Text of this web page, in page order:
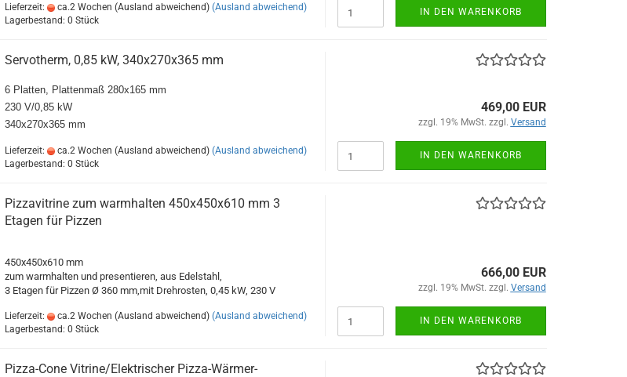
Lieferzeit: ca.2 Wochen (Ausland abweichend) (Ausland abweichend)
Lagerbestand: 0 Stück
IN DEN WARENKORB
Servotherm, 0,85 kW, 340x270x365 mm
6 Platten, Plattenmaß 280x165 mm
230 V/0,85 kW
340x270x365 mm
Lieferzeit: ca.2 Wochen (Ausland abweichend) (Ausland abweichend)
Lagerbestand: 0 Stück
469,00 EUR
zzgl. 19% MwSt. zzgl. Versand
IN DEN WARENKORB
Pizzavitrine zum warmhalten 450x450x610 mm 3
Etagen für Pizzen
450x450x610 mm
zum warmhalten und presentieren, aus Edelstahl,
3 Etagen für Pizzen Ø 360 mm,mit Drehrosten, 0,45 kW, 230 V
Lieferzeit: ca.2 Wochen (Ausland abweichend) (Ausland abweichend)
Lagerbestand: 0 Stück
666,00 EUR
zzgl. 19% MwSt. zzgl. Versand
IN DEN WARENKORB
Pizza-Cone Vitrine/Elektrischer Pizza-Wärmer-